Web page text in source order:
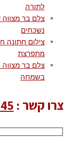
לתורה
צלם בר מצווה
נשכחים
צילום חתונה
מתפרצת
צלם בר מצווה
בשמחה
צרו קשר :